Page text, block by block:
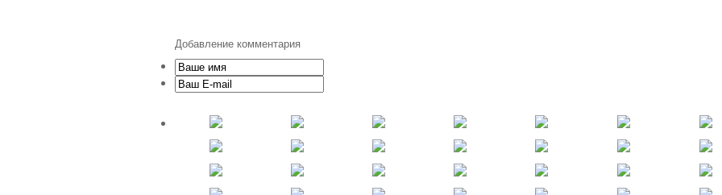
Добавление комментария